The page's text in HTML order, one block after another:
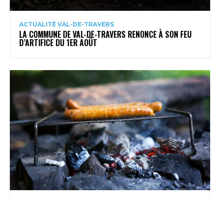
ACTUALITÉ VAL-DE-TRAVERS
LA COMMUNE DE VAL-DE-TRAVERS RENONCE À SON FEU
D’ARTIFICE DU 1ER AOÛT